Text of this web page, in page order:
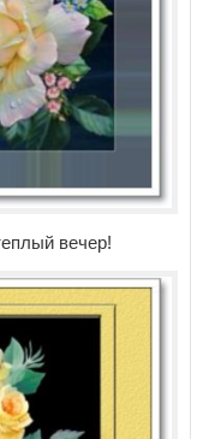
вечер!